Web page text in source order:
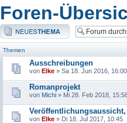
Foren-
Neues Thema erstellen
Themen
Ausschreibungen
von Elke » Sa 18. Jun 2016, 16:00
Romanprojekt
von Michi » Mi 28. Feb 2018,
von Elke » Di 18. Jul 2017, 10:45